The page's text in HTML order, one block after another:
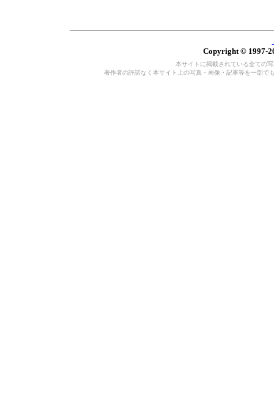
Copyright © 1997-
本サイトに掲載されている全ての
著作者の許諾なく本サイト上の写真・画像・記事等を一部で